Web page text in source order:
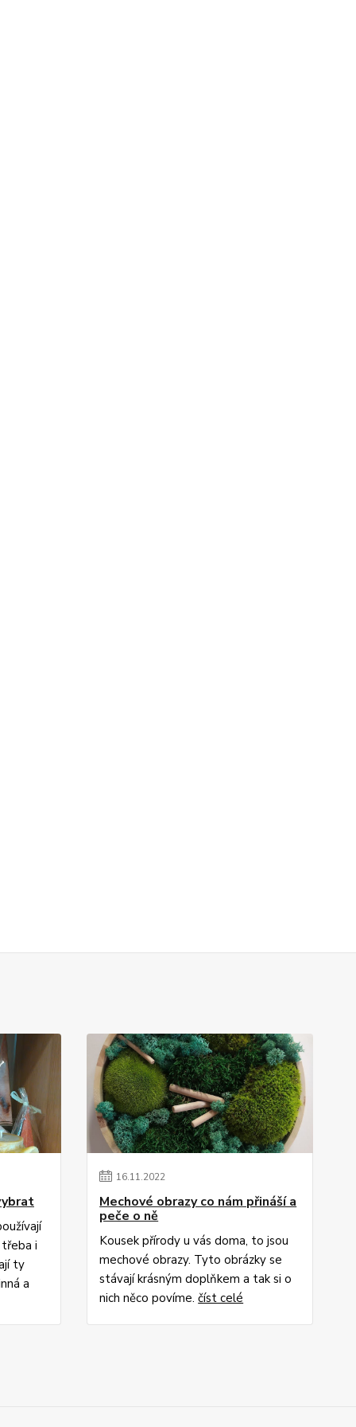
i
ty
a
16.11.2022
Mechové obrazy co nám přináší a
peče o ně
Kousek přírody u vás doma, to jsou
mechové obrazy. Tyto obrázky se
stávají krásným doplňkem a tak si o
nich něco povíme.číst celé